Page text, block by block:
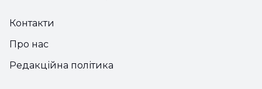
Контакти
Про нас
Редакційна політика